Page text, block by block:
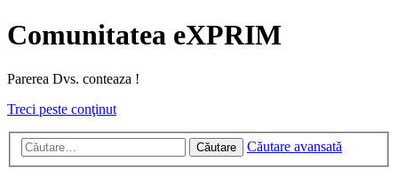
Comunitatea eXPRIM
Parerea Dvs. conteaza !
Treci peste conţinut
Căutare Căutare avansată